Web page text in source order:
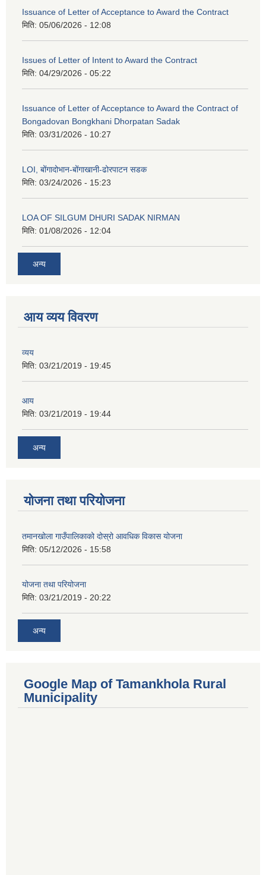
Issuance of Letter of Acceptance to Award the Contract
मिति: 05/06/2026 - 12:08
Issues of Letter of Intent to Award the Contract
मिति: 04/29/2026 - 05:22
Issuance of Letter of Acceptance to Award the Contract of
Bongadovan Bongkhani Dhorpatan Sadak
मिति: 03/31/2026 - 10:27
LOI, बोंगादोभान-बोंगाखानी-ढोरपाटन सडक
मिति: 03/24/2026 - 15:23
LOA OF SILGUM DHURI SADAK NIRMAN
मिति: 01/08/2026 - 12:04
अन्य
आय व्यय विवरण
व्यय
मिति: 03/21/2019 - 19:45
आय
मिति: 03/21/2019 - 19:44
अन्य
योजना तथा परियोजना
तमानखोला गाउँपालिकाको दोस्रो आवधिक विकास योजना
मिति: 05/12/2026 - 15:58
योजना तथा परियोजना
मिति: 03/21/2019 - 20:22
अन्य
Google Map of Tamankhola Rural
Municipality